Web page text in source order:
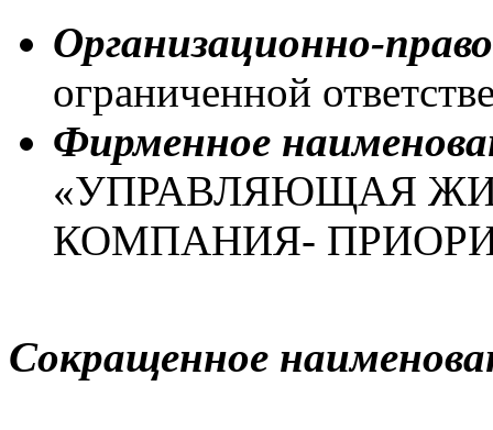
Организационно-
ограниченной
Фирменное
«УПРАВЛЯЮЩАЯ
КОМПАНИЯ-
Сокращенное